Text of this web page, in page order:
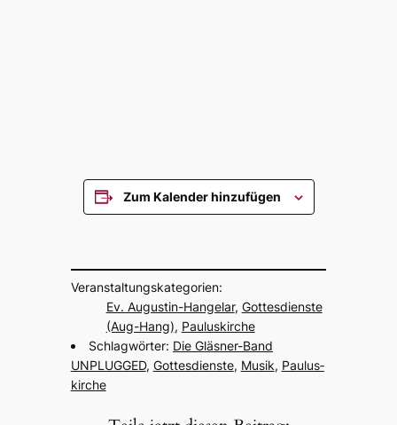
Zum Kalender hinzufügen
Veran­stal­tungs­ka­te­go­rien:
Ev. Augus­tin-Hangelar, Gottes­diens­te
(Aug-Hang), Paulus­kir­che
Schlag­wör­ter: Die Gläs­ner-Band
UNPLUGGED, Gottes­diens­te, Musik, Paulus­
kir­che